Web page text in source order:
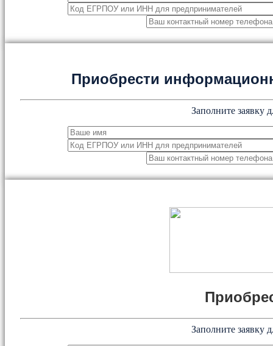
Приобрести
Заполните заявку
Заполните заявку